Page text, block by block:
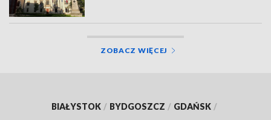
ZOBACZ WIĘCEJ
BIAŁYSTOK / BYDGOSZCZ / GDAŃSK /